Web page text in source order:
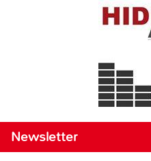
Newsletter